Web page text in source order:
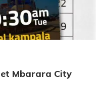
Mbarara City